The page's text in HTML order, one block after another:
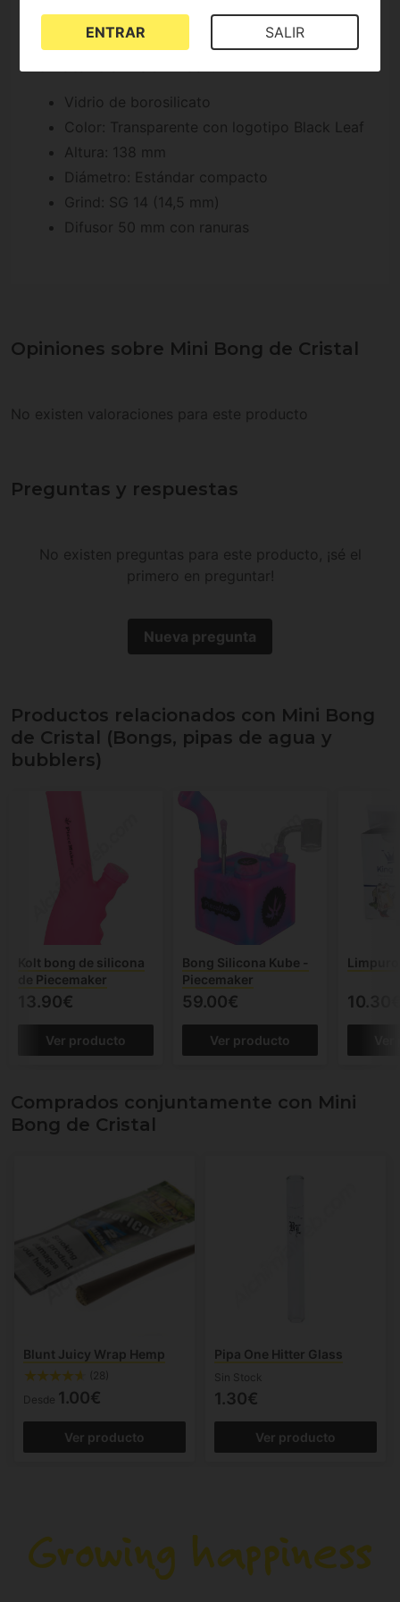
Características de Mini Bong de
Vidrio de borosilicato
Color: Transparente con logotipo Black Leaf
Altura: 138 mm
Diámetro: Estándar compacto
Grind: SG 14 (14,5 mm)
Difusor 50 mm con ranuras
Opiniones sobre Mini Bong de Cristal
No existen valoraciones para este producto
Preguntas y respuestas
No existen preguntas para este producto, ¡sé el
primero en preguntar!
Nueva pregunta
Productos relacionados con Mini Bong
de Cristal (Bongs, pipas de agua y
bubblers)
Kolt bong de silicona
de Piecemaker
13.90€
Ver producto
Bong Silicona Kube -
Piecemaker
59.00€
Ver producto
Comprados conjuntamente con Mini
Bong de Cristal
Blunt Juicy Wrap Hemp
(28)
Desde 1.00€
Ver producto
Pipa One Hitter Glass
Sin Stock
1.30€
Ver producto
ENTRAR SALIR